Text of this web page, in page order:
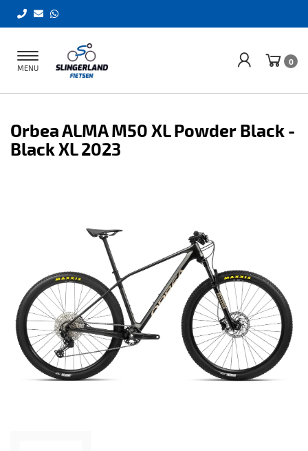
Toggle
navigation
MENU
0
Orbea ALMA M50 XL Powder Black -
Black XL 2023